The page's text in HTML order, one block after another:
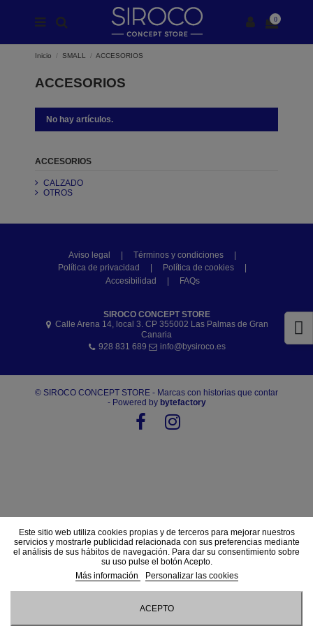
0
Inicio SMALL ACCESORIOS
ACCESORIOS
No hay artículos.
ACCESORIOS
CALZADO
OTROS
Aviso legal | Términos y condiciones
|
Política de privacidad
Política de cookies
Accesibilidad
FAQs
SIROCO CONCEPT STORE
Calle Arena 14, local 3. CP 355002 Las Palmas de Gran
Canaria
928 831 689
info@bysiroco.es
Este sitio web utiliza cookies propias y de terceros para mejorar nuestros
servicios y mostrarle publicidad relacionada con sus preferencias mediante
el análisis de sus hábitos de navegación. Para dar su consentimiento sobre
su uso pulse el botón Acepto.
Más información
Personalizar las cookies
ACEPTO
© SIROCO CONCEPT STORE - Marcas con historias que contar
- Powered by bytefactory